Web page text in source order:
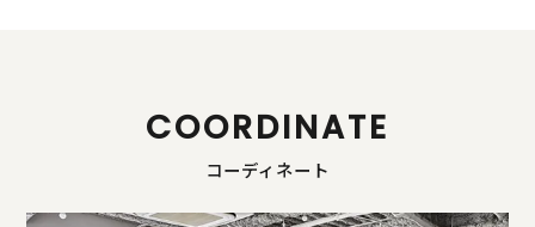
COORDINATE
コーディネート